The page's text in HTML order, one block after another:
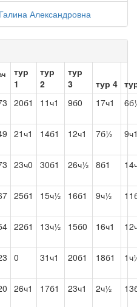
Александровна
тур
1
тур
2
тур
3
тур 4
20б1 11ч1 9б0 17ч1
21ч1 14б1 12ч1 7б½
23ч0 30б1 26ч½ 8б1
25б1 15ч½ 16б1 9ч½
22б1 13ч½ 15б0 16ч1
0 31ч1 20б1 18б1
26ч1 17б1 23ч1 2ч½